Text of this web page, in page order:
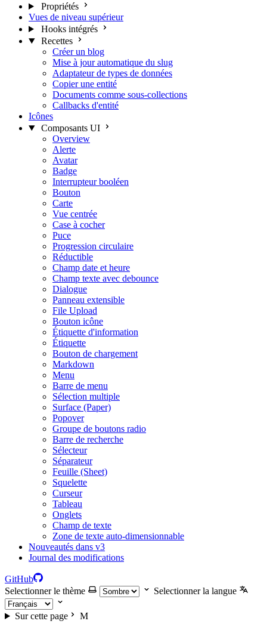
Propriétés
Vues de niveau supérieur
Hooks intégrés
Recettes
Créer un blog
Mise à jour automatique du slug
Adaptateur de types de données
Copier une entité
Documents comme sous-collections
Callbacks d'entité
Icônes
Composants UI
Overview
Alerte
Avatar
Badge
Interrupteur booléen
Bouton
Carte
Vue centrée
Case à cocher
Puce
Progression circulaire
Réductible
Champ date et heure
Champ texte avec debounce
Dialogue
Panneau extensible
File Upload
Bouton icône
Étiquette d'information
Étiquette
Bouton de chargement
Markdown
Menu
Barre de menu
Sélection multiple
Surface (Paper)
Popover
Groupe de boutons radio
Barre de recherche
Sélecteur
Séparateur
Feuille (Sheet)
Squelette
Curseur
Tableau
Onglets
Champ de texte
Zone de texte auto-dimensionnable
Nouveautés dans v3
Journal des modifications
GitHub
Selectionner le thème
Selectionner la langue
Sur cette page M